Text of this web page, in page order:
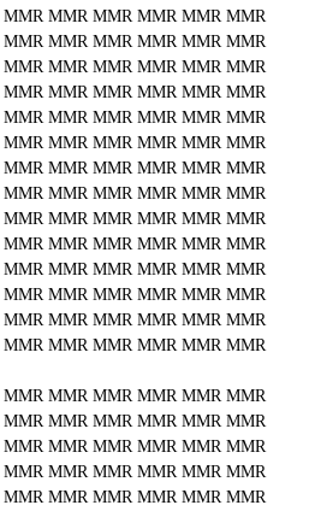
MMR MMR MMR MMR MMR MMR
MMR MMR MMR MMR MMR MMR
MMR MMR MMR MMR MMR MMR
MMR MMR MMR MMR MMR MMR
MMR MMR MMR MMR MMR MMR
MMR MMR MMR MMR MMR MMR
MMR MMR MMR MMR MMR MMR
MMR MMR MMR MMR MMR MMR
MMR MMR MMR MMR MMR MMR
MMR MMR MMR MMR MMR MMR
MMR MMR MMR MMR MMR MMR
MMR MMR MMR MMR MMR MMR
MMR MMR MMR MMR MMR MMR
MMR MMR MMR MMR MMR MMR
MMR MMR MMR MMR MMR MMR
MMR MMR MMR MMR MMR MMR
MMR MMR MMR MMR MMR MMR
MMR MMR MMR MMR MMR MMR
MMR MMR MMR MMR MMR MMR